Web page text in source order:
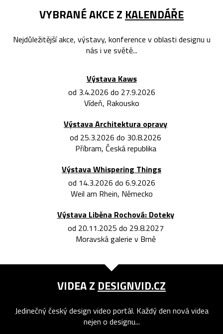
VYBRANÉ AKCE Z KALENDÁŘE
Nejdůležitější akce, výstavy, konference v oblasti designu u
nás i ve světě...
Výstava Kaws
od 3.4.2026 do 27.9.2026
Vídeň, Rakousko
Výstava Architektura opravy
od 25.3.2026 do 30.8.2026
Příbram, Česká republika
Výstava Whispering Things
od 14.3.2026 do 6.9.2026
Weil am Rhein, Německo
Výstava Liběna Rochová: Doteky
od 20.11.2025 do 29.8.2027
Moravská galerie v Brně
VIDEA Z DESIGNVID.CZ
Jedinečný český design video portál. Každý den nová videa
nejen o designu...